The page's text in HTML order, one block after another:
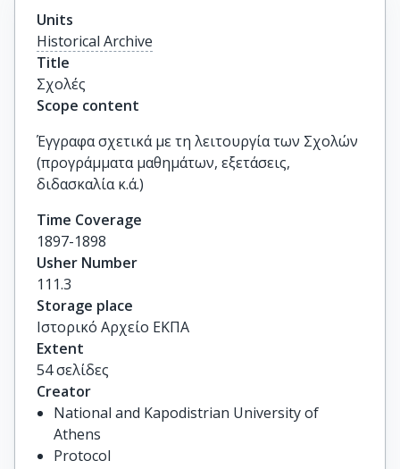
Units
Historical Archive
Title
Σχολές
Scope content
Έγγραφα σχετικά με τη λειτουργία των Σχολών
(προγράμματα μαθημάτων, εξετάσεις,
διδασκαλία κ.ά.)
Time Coverage
1897-1898
Usher Number
111.3
Storage place
Ιστορικό Αρχείο ΕΚΠΑ
Extent
54 σελίδες
Creator
National and Kapodistrian University of
Athens
Protocol